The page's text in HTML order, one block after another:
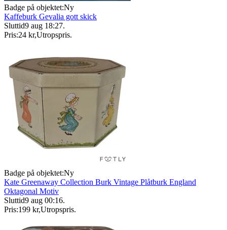
Badge på objektet:Ny
Kaffeburk Gevalia gott skick
Sluttid9 aug 18:27.
Pris:24 kr,Utropspris.
Badge på objektet:Ny
Kate Greenaway Collection Burk Vintage Plåtburk England
Oktagonal Motiv
Sluttid9 aug 00:16.
Pris:199 kr,Utropspris.